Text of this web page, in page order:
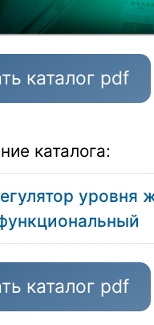
Скачать каталог pdf
каталога:
уровня
Скачать каталог pdf